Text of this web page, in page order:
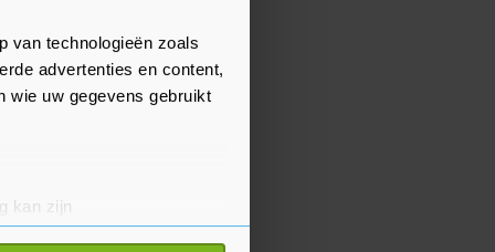
van technologieën zoals
advertenties en content,
wie uw gegevens gebruikt
kan zijn